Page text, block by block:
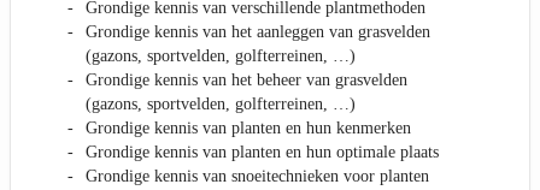
Grondige kennis van verschillende plantmethoden
Grondige kennis van het aanleggen van grasvelden
(gazons, sportvelden, golfterreinen, …)
Grondige kennis van het beheer van grasvelden
(gazons, sportvelden, golfterreinen, …)
Grondige kennis van planten en hun kenmerken
Grondige kennis van planten en hun optimale plaats
Grondige kennis van snoeitechnieken voor planten